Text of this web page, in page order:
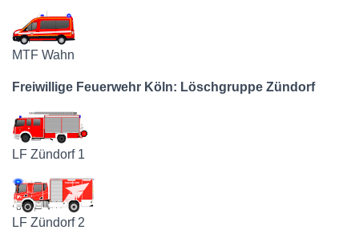
MTF Wahn
Freiwillige Feuerwehr Köln: Löschgruppe Zündorf
LF Zündorf 1
LF Zündorf 2